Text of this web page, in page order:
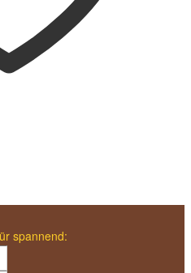
spannend: